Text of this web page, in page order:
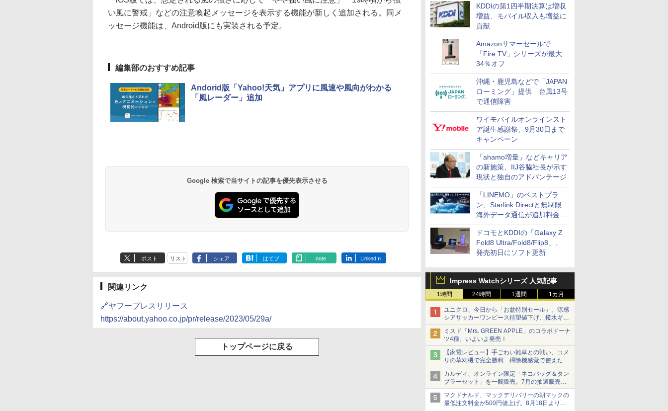
KDDIの第1四半期決算は増収
増益、モバイル収入も増益に
貢献
Amazonサマーセールで
「Fire TV」シリーズが最大
34％オフ
沖縄・鹿児島などで「JAPAN
ローミング」提供 台風13号
で通信障害
ワイモバイルオンラインスト
ア誕生感謝祭、9月30日まで
キャンペーン
「ahamo増量」などキャリア
の新施策、IIJ谷脇社長が示す
現状と独自のアドバンテージ
「LINEMO」のベストプラ
ン、Starlink Directと無制限
海外データ通信が追加料金な
しに
ドコモとKDDIの「Galaxy Z
Fold8 Ultra/Fold8/Flip8」、
発売初日にソフト更新
Impress Watchシリーズ 人気記事
1時間 24時間 1週間 1カ月
ユニクロ、今日から「お盆特別セール」。涼感
シアサッカーワンピース待望値下げ、撥水ギア
ショーツは1990円に
ミスド「Mrs. GREEN APPLE」のコラボドーナ
ツ4種、いよいよ発売！
【家電レビュー】手ごわい雑草との戦い、コメ
リの草刈機で完全勝利 掃除機感覚で使えた
カルディ、オンライン限定「ネコバッグ＆タン
ブラーセット」を一般販売。7月の抽選販売の
当選無効分
マクドナルド、マックデリバリーの朝マックの
最低注文料金が500円値上げ。8月18日より
い風に警戒」などの注意喚起メッセージを表示する機能が新しく追加される。同メ
ッセージ機能は、Android版にも実装される予定。
編集部のおすすめ記事
Andorid版「Yahoo!天気」アプリに風速や風向がわかる
「風レーダー」追加
Google 検索で当サイトの記事を優先表示させる
ポスト リスト シェア はてブ note LinkedIn
関連リンク
🔗ヤフープレスリリース
https://about.yahoo.co.jp/pr/release/2023/05/29a/
トップページに戻る